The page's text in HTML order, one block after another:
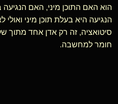
הוא האם התוכן מיני, האם הנגיעה
הנגיעה היא בעלת תוכן מיני ואולי
סיטואציה, זה רק אדן אחד מתוך
חומר למחשבה.